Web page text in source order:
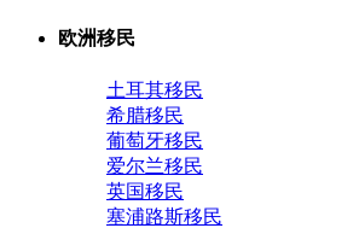
欧洲移民
土耳其移民
希腊移民
葡萄牙移民
爱尔兰移民
英国移民
塞浦路斯移民